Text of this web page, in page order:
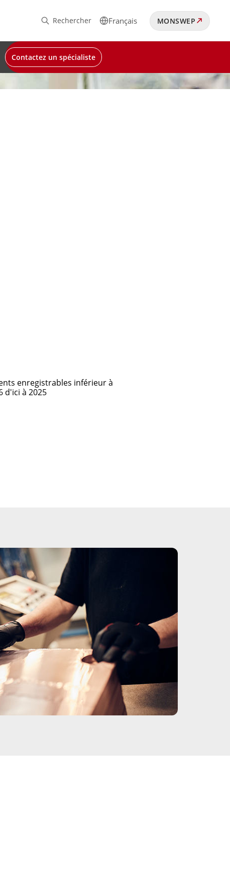
Rechercher Français MONSWEP
Contactez un spécialiste
enregistrables inférieur à
d'ici à 2025